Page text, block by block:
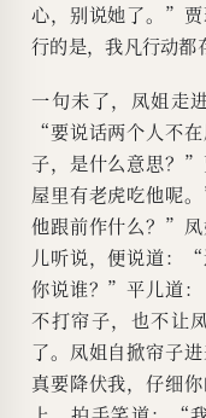
心，别说她了。”
行的是，我凡行动都
一句未了，凤姐走
“要说话两个人不
子，是什么意思？
屋里有老虎吃他呢
他跟前作什么？”
儿听说，便说道：
你说谁？”平儿道
不打帘子，也不让
了。凤姐自掀帘子
真要降伏我，仔细